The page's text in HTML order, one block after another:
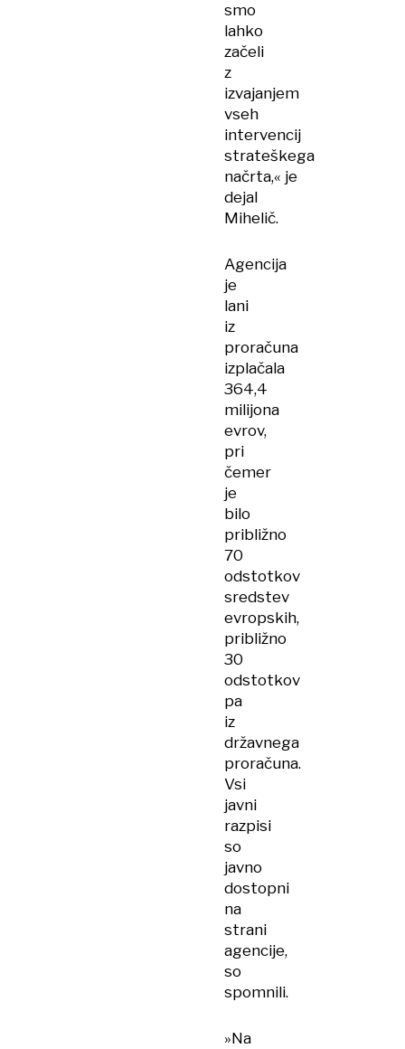
smo
lahko
začeli
z
izvajanjem
vseh
intervencij
strateškega
načrta,« je
dejal
Mihelič.
Agencija
je
lani
iz
proračuna
izplačala
364,4
milijona
evrov,
pri
čemer
je
bilo
približno
70
odstotkov
sredstev
evropskih,
približno
30
odstotkov
pa
iz
državnega
proračuna.
Vsi
javni
razpisi
so
javno
dostopni
na
strani
agencije,
so
spomnili.
»Na